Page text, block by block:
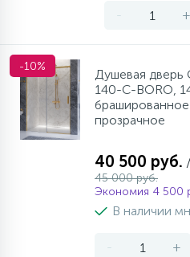
- +
-10%
Душевая дверь
140-C-BORO,
прозрачное
40 500 руб.
45 000 руб.
Экономия 4 500
В наличии
- +